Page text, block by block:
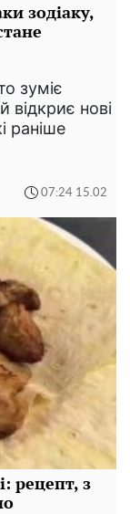
зодіаку,
зуміє
відкриє нові
раніше
07:24 15.02
рецепт, з